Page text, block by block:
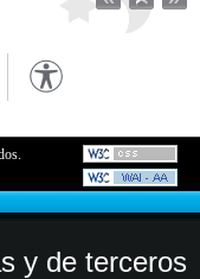
y de terceros